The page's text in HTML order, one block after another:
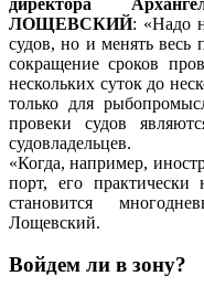
ЛОЩЕВСКИЙ: «Надо
судов, но и менять весь
сокращение сроков
нескольких суток до
только для
провеки судов
судовладельцев.
«Когда, например,
порт, его
становится
Лощевский.
Войдем ли в зону?